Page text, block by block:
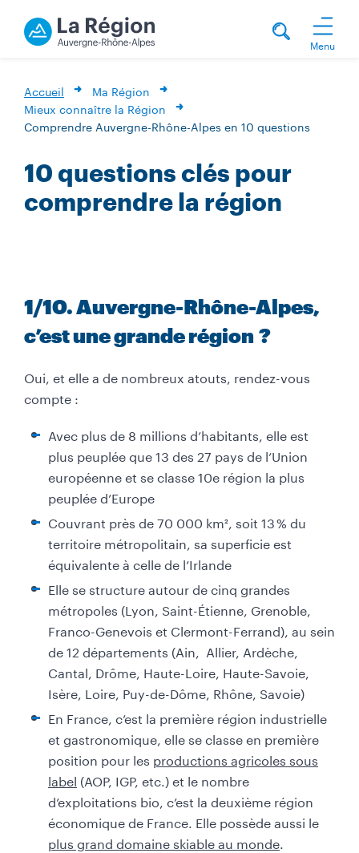
Menu
Accueil
Ma Région
Mieux connaître la Région
Comprendre Auvergne-Rhône-Alpes en 10 questions
10 questions clés pour
comprendre la région
1/10. Auvergne-Rhône-Alpes,
c’est une grande région ?
Oui, et elle a de nombreux atouts, rendez-vous
compte :
Avec plus de 8 millions d’habitants, elle est
plus peuplée que 13 des 27 pays de l’Union
européenne et se classe 10e région la plus
peuplée d’Europe
Couvrant près de 70 000 km², soit 13 % du
territoire métropolitain, sa superficie est
équivalente à celle de l’Irlande
Elle se structure autour de cinq grandes
métropoles (Lyon, Saint-Étienne, Grenoble,
Franco-Genevois et Clermont-Ferrand), au sein
de 12 départements (Ain, Allier, Ardèche,
Cantal, Drôme, Haute-Loire, Haute-Savoie,
Isère, Loire, Puy-de-Dôme, Rhône, Savoie)
En France, c’est la première région industrielle
et gastronomique, elle se classe en première
position pour les productions agricoles sous
label (AOP, IGP, etc.) et le nombre
d’exploitations bio, c’est la deuxième région
économique de France. Elle possède aussi le
plus grand domaine skiable au monde.